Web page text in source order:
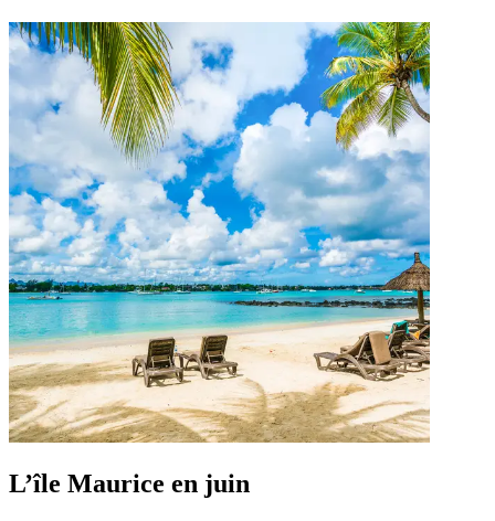
L’île Maurice en juin